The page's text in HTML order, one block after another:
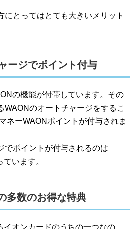
にとってはとても大きいメリット
ージでポイント付与
の機能が付帯しています。その
WAONのオートチャージをするこ
ネーWAONポイントが付与されま
でポイントが付与されるのは
います。
多数のお得な特典
イオンカードのうちの一つなの